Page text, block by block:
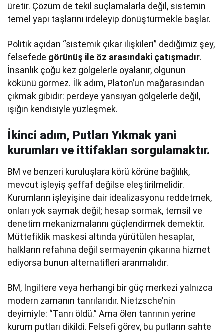
üretir. Çözüm de tekil suçlamalarla değil, sistemin
temel yapı taşlarını irdeleyip dönüştürmekle başlar.
Politik açıdan “sistemik çıkar ilişkileri” dediğimiz şey,
felsefede görünüş ile öz arasındaki çatışmadır.
İnsanlık çoğu kez gölgelerle oyalanır, olgunun
kökünü görmez. İlk adım, Platon’un mağarasından
çıkmak gibidir: perdeye yansıyan gölgelerle değil,
ışığın kendisiyle yüzleşmek.
İkinci adım, Putları Yıkmak yani
kurumları ve ittifakları sorgulamaktır.
BM ve benzeri kuruluşlara körü körüne bağlılık,
mevcut işleyiş şeffaf değilse eleştirilmelidir.
Kurumların işleyişine dair idealizasyonu reddetmek,
onları yok saymak değil; hesap sormak, temsil ve
denetim mekanizmalarını güçlendirmek demektir.
Müttefiklik maskesi altında yürütülen hesaplar,
halkların refahına değil sermayenin çıkarına hizmet
ediyorsa bunun alternatifleri aranmalıdır.
BM, İngiltere veya herhangi bir güç merkezi yalnızca
modern zamanın tanrılarıdır. Nietzsche’nin
deyimiyle: “Tanrı öldü.” Ama ölen tanrının yerine
kurum putları dikildi. Felsefi görev, bu putların sahte